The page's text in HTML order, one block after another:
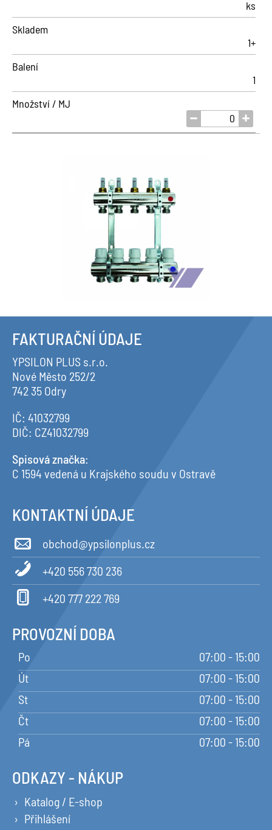
ks
Skladem
1+
Balení
1
Množství / MJ
FAKTURAČNÍ ÚDAJE
YPSILON PLUS s.r.o.
Nové Město 252/2
742 35 Odry
IČ: 41032799
DIČ: CZ41032799
Spisová značka:
C 1594 vedená u Krajského soudu v Ostravě
KONTAKTNÍ ÚDAJE
obchod@ypsilonplus.cz
+420 556 730 236
+420 777 222 769
PROVOZNÍ DOBA
Po
07:00 - 15:00
Út
07:00 - 15:00
St
07:00 - 15:00
Čt
07:00 - 15:00
Pá
07:00 - 15:00
ODKAZY - NÁKUP
Katalog / E-shop
Přihlášení